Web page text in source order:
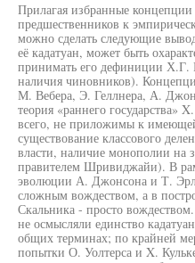
Прилагая избранные концепции
предшественников к
можно сделать следующие
её кадатуан, может быть
принимать его дефиниции Х.Г.
наличия чиновников).
М. Вебера, Э. Геллнера, А.
теория «раннего государства»
всего, не приложимы к
существование классового
власти, наличие монополии на
правителем Шривиджайи). В
эволюции А. Джонсона и Т.
сложным вождеством, а в
Скальника - просто
не осмысляли единство
общих терминах; по крайней
попытки О. Уолтерса и X.